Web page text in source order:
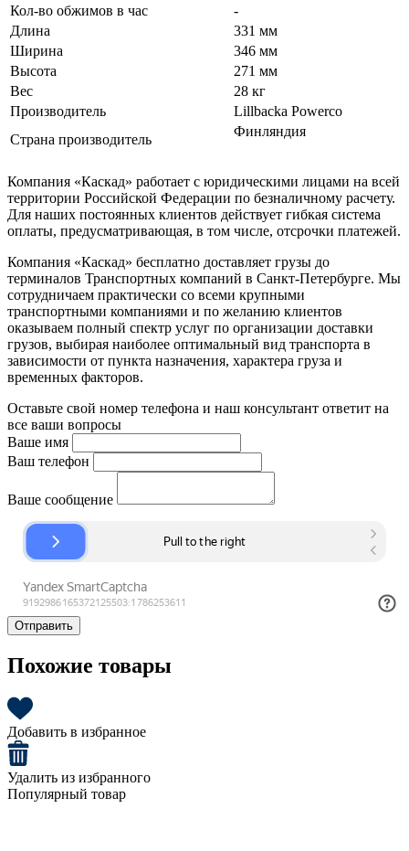
Кол-во обжимов в час
-
Длина
331 мм
Ширина
346 мм
Высота
271 мм
Вес
28 кг
Производитель
Lillbacka Powerco
Страна производитель
Финляндия
Компания «Каскад» работает с юридическими лицами на всей
территории Российской Федерации по безналичному расчету.
Для наших постоянных клиентов действует гибкая система
оплаты, предусматривающая, в том числе, отсрочки платежей.
Компания «Каскад» бесплатно доставляет грузы до
терминалов Транспортных компаний в Санкт-Петербурге. Мы
сотрудничаем практически со всеми крупными
транспортными компаниями и по желанию клиентов
оказываем полный спектр услуг по организации доставки
грузов, выбирая наиболее оптимальный вид транспорта в
зависимости от пункта назначения, характера груза и
временных факторов.
Оставьте свой номер телефона и наш консультант ответит на
все ваши вопросы
Ваше имя
Ваш телефон
Ваше сообщение
Отправить
Похожие товары
Добавить в избранное
Удалить из избранного
Популярный товар